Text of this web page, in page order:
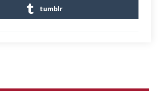
tumblr